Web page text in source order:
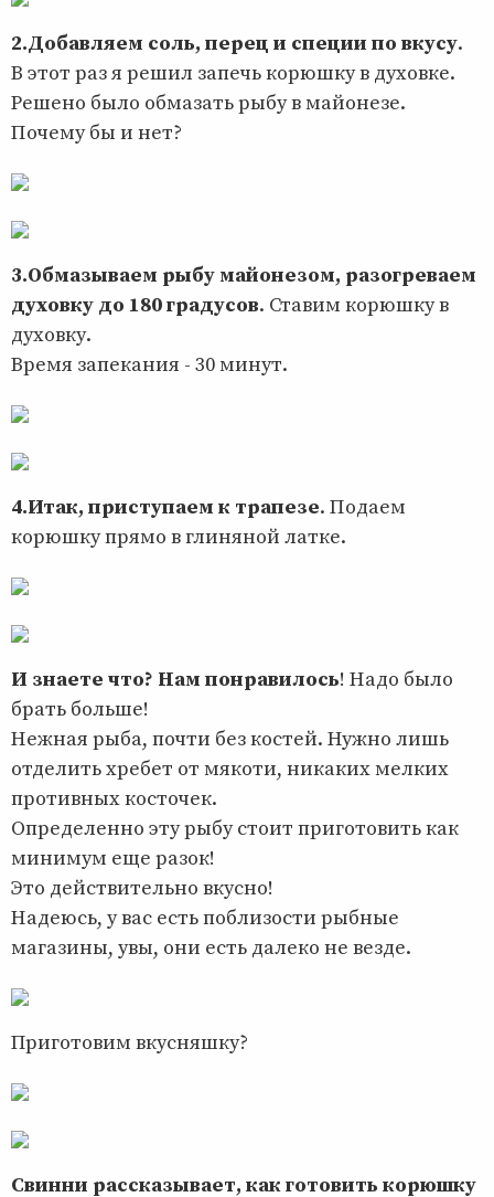
2.Добавляем соль, перец и специи по вкусу.
В этот раз я решил запечь корюшку в духовке.
Решено было обмазать рыбу в майонезе.
Почему бы и нет?
3.Обмазываем рыбу майонезом, разогреваем
духовку до 180 градусов. Ставим корюшку в
духовку.
Время запекания - 30 минут.
4.Итак, приступаем к трапезе. Подаем
корюшку прямо в глиняной латке.
И знаете что? Нам понравилось! Надо было
брать больше!
Нежная рыба, почти без костей. Нужно лишь
отделить хребет от мякоти, никаких мелких
противных косточек.
Определенно эту рыбу стоит приготовить как
минимум еще разок!
Это действительно вкусно!
Надеюсь, у вас есть поблизости рыбные
магазины, увы, они есть далеко не везде.
Приготовим вкусняшку?
Свинни рассказывает, как готовить корюшку